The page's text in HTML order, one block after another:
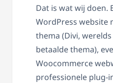
Dat is wat wij doen.
WordPress website
thema (Divi,
betaalde thema),
Woocommerce
professionele plug-